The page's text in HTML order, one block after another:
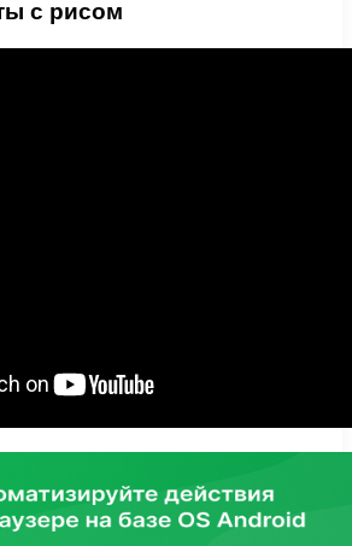
с рисом